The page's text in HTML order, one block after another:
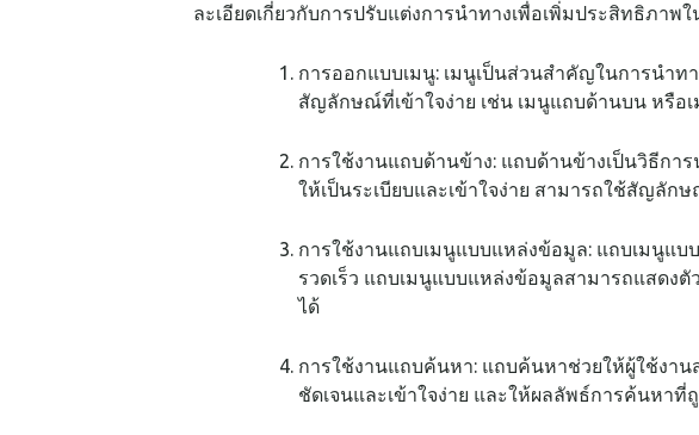
ละเอียดเกี่ยวกับการปรับแต่งการนำทางเพื่อเพิ่มประสิทธิภาพใ
การออกแบบเมนู: เมนูเป็นส่วนสำคัญในการนำท
สัญลักษณ์ที่เข้าใจง่าย เช่น เมนูแถบด้านบน หรือเ
การใช้งานแถบด้านข้าง: แถบด้านข้างเป็นวิธีกา
ให้เป็นระเบียบและเข้าใจง่าย สามารถใช้สัญลัก
การใช้งานแถบเมนูแบบแหล่งข้อมูล: แถบเมนูแบ
รวดเร็ว แถบเมนูแบบแหล่งข้อมูลสามารถแสดง
ได้
การใช้งานแถบค้นหา: แถบค้นหาช่วยให้ผู้ใช้งา
ชัดเจนและเข้าใจง่าย และให้ผลลัพธ์การค้นหาที่